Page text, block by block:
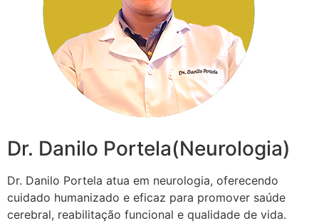
Dr. Danilo Portela(Neurologia)
Dr. Danilo Portela atua em neurologia, oferecendo
cuidado humanizado e eficaz para promover saúde
cerebral, reabilitação funcional e qualidade de vida.